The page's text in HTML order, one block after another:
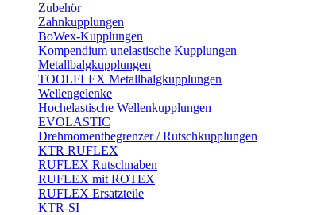
Zubehör
Zahnkupplungen
BoWex-Kupplungen
Kompendium unelastische Kupplungen
Metallbalgkupplungen
TOOLFLEX Metallbalgkupplungen
Wellengelenke
Hochelastische Wellenkupplungen
EVOLASTIC
Drehmomentbegrenzer / Rutschkupplungen
KTR RUFLEX
RUFLEX Rutschnaben
RUFLEX mit ROTEX
RUFLEX Ersatzteile
KTR-SI